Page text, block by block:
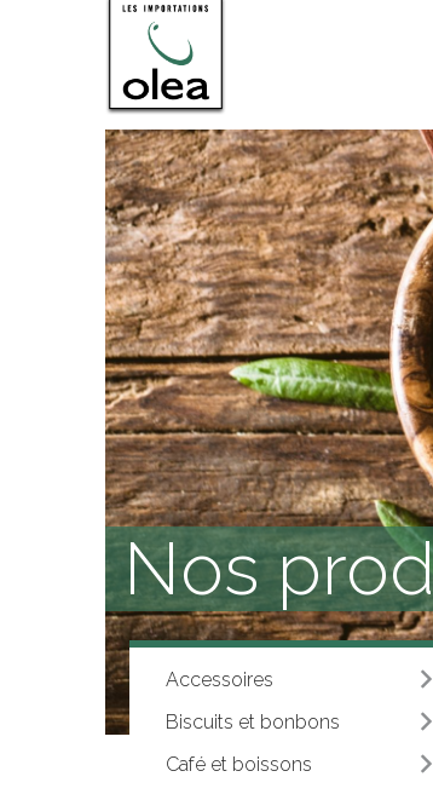
Nos
Accessoires
Biscuits et bonbons
Café et boissons